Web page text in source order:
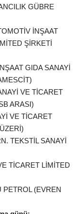
GÜBRE
İNŞAAT
ŞİRKETİ
GIDA SANAYİ
VE TİCARET
ARASI)
VE TİCARET
TEKSTİL SANAYİ
TİCARET LİMİTED
PETROL (EVREN